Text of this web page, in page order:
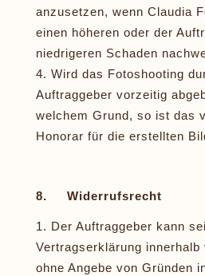
anzusetzen, wenn Claudia
einen höheren oder der
niedrigeren Schaden
Wird das Fotoshooting
Auftraggeber vorzeitig
welchem Grund, so ist das
Honorar für die erstellten
8. Widerrufsrecht
Der Auftraggeber kann
Vertragserklärung innerhalb
ohne Angebe von Gründen